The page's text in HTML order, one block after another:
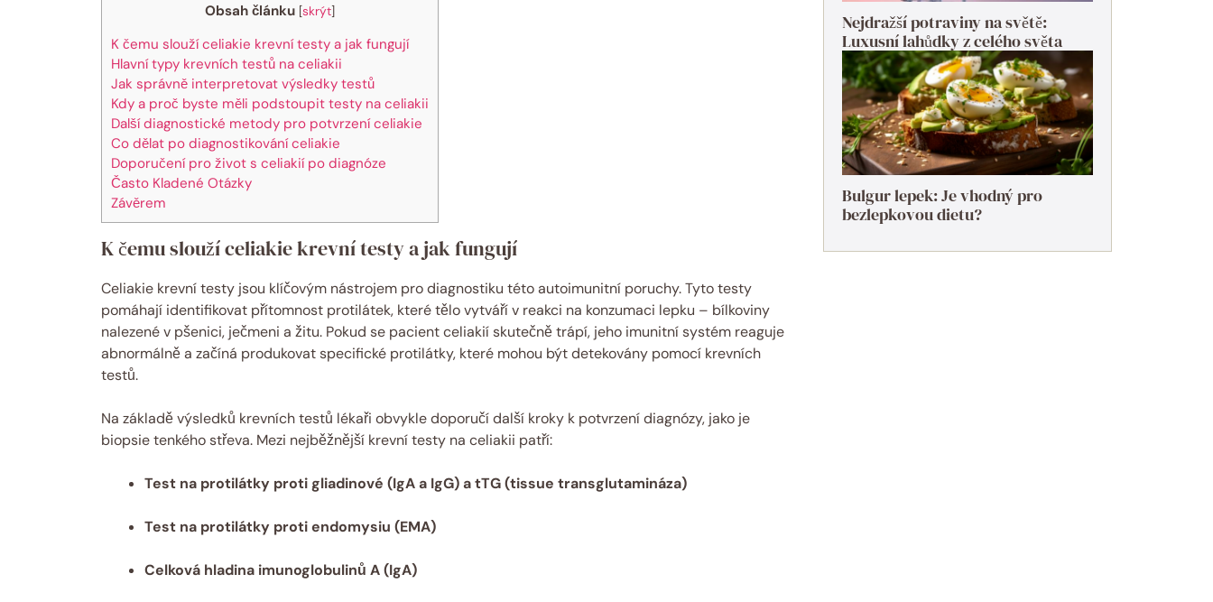
Obsah článku [skrýt]
K čemu slouží celiakie krevní testy a jak fungují
Hlavní typy krevních testů na celiakii
Jak správně interpretovat výsledky testů
Kdy a proč byste měli podstoupit testy na celiakii
Další diagnostické metody pro potvrzení celiakie
Co dělat po diagnostikování celiakie
Doporučení pro život s celiakií po diagnóze
Často Kladené Otázky
Závěrem
K čemu slouží celiakie krevní testy a jak fungují
Celiakie krevní testy jsou klíčovým nástrojem pro diagnostiku této autoimunitní poruchy. Tyto testy
pomáhají identifikovat přítomnost protilátek, které tělo vytváří v reakci na konzumaci lepku – bílkoviny
nalezené v pšenici, ječmeni a žitu. Pokud se pacient celiakií skutečně trápí, jeho imunitní systém reaguje
abnormálně a začíná produkovat specifické protilátky, které mohou být detekovány pomocí krevních
testů.
Na základě výsledků krevních testů lékaři obvykle doporučí další kroky k potvrzení diagnózy, jako je
biopsie tenkého střeva. Mezi nejběžnější krevní testy na celiakii patří:
Test na protilátky proti gliadinové (IgA a IgG) a tTG (tissue transglutamináza)
Test na protilátky proti endomysiu (EMA)
Celková hladina imunoglobulinů A (IgA)
Nejdražší potraviny na světě:
Luxusní lahůdky z celého světa
Bulgur lepek: Je vhodný pro
bezlepkovou dietu?